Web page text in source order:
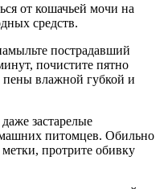
от кошачьей мочи на
средств.
пострадавший
почистите пятно
пены влажной губкой и
застарелые
питомцев. Обильно
протрите обивку